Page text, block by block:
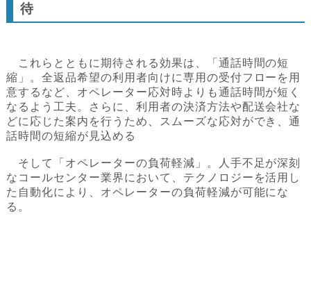
待
これらとともに期待される効果は、「通話時間の短
縮」。全返品希望の利用者向けに専用の受付フローを用
意するなど、オペレーター応対時よりも通話時間が短く
なるよう工夫。さらに、利用者の決済方法や配送会社な
どに応じた案内を行うため、スムーズな応対ができ、通
話時間の短縮が見込める
そして「オペレーターの負荷軽減」。人手不足が深刻
なコールセンター業界において、テクノロジーを活用し
た自動化により、オペレーターの負荷軽減が可能にな
る。